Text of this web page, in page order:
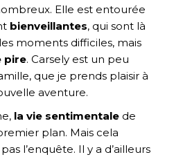
Elle est entourée
bienveillantes, qui sont là
moments difficiles, mais
pire. Carsely est un peu
que je prends plaisir à
aventure.
la vie sentimentale de
plan. Mais cela
l’enquête. Il y a d’ailleurs